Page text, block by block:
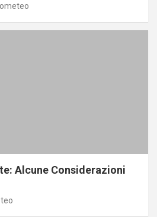
Alcune Considerazioni